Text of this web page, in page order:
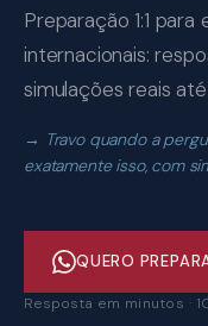
Preparação 1:1
internacionais:
simulações reais
Travo quando a
exatamente isso, com
QUERO
Resposta em minutos ·